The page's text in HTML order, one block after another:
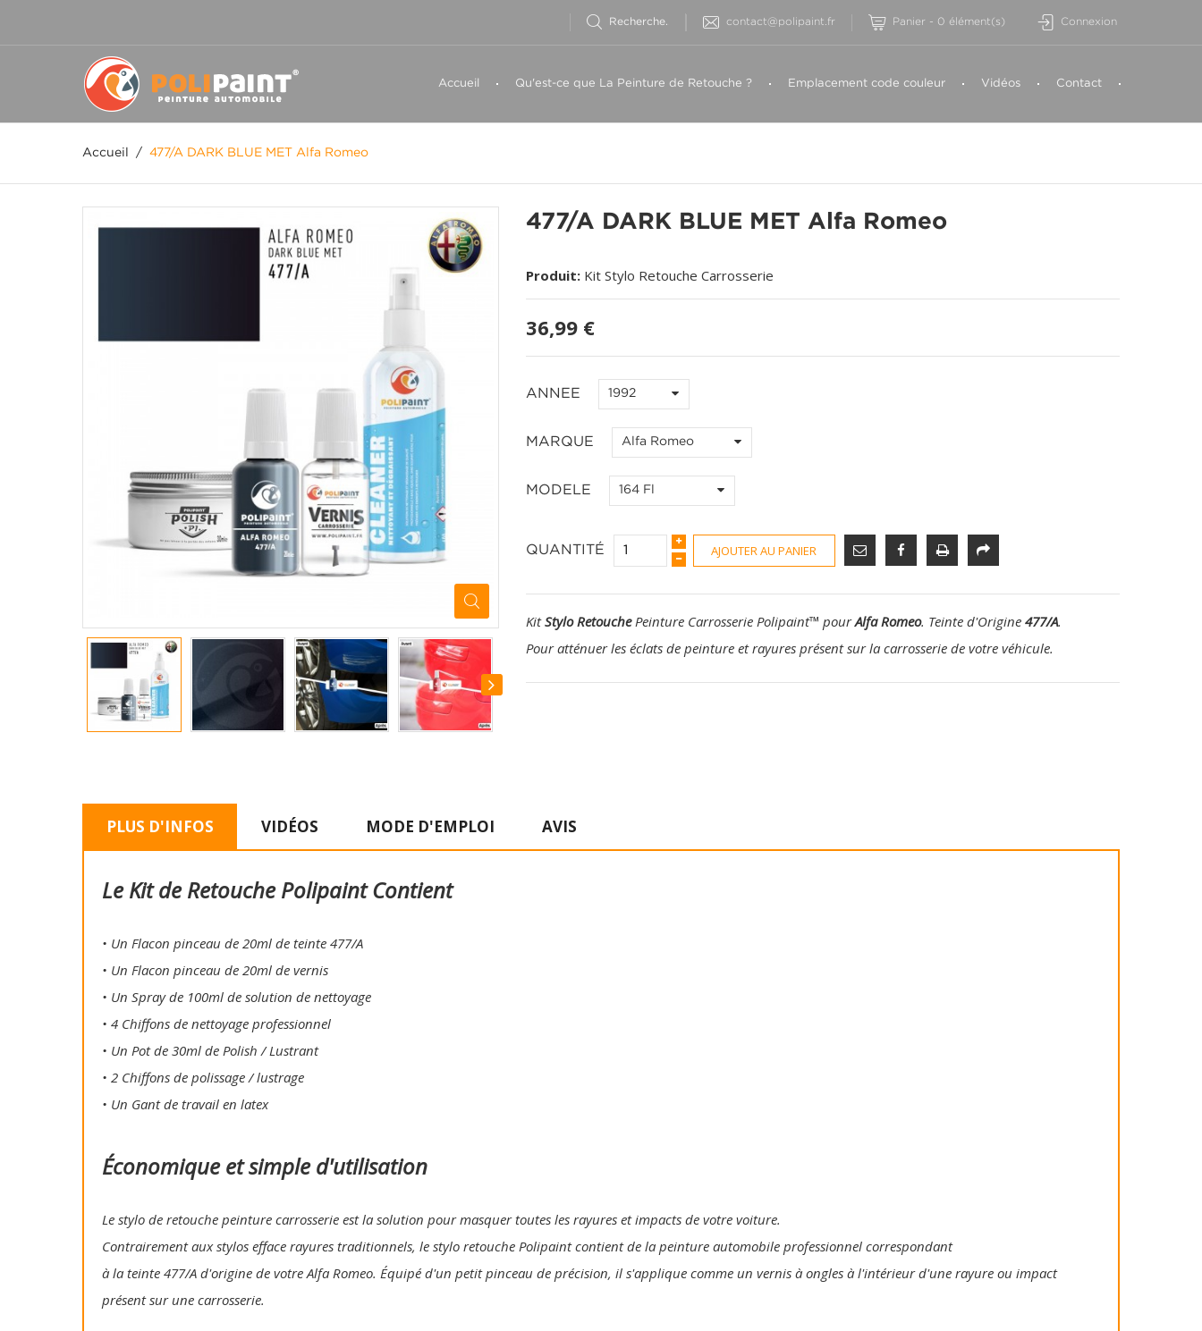
contact@polipaint.fr Panier - 0 élément(s) Connexion
Accueil Qu'est-ce que La Peinture de Retouche ? Emplacement code couleur Vidéos Contact
Accueil / 477/A DARK BLUE MET Alfa Romeo
477/A DARK BLUE MET Alfa Romeo
Produit: Kit Stylo Retouche Carrosserie
36,99 €
ANNEE 1992
MARQUE Alfa Romeo
MODELE 164 Fl
QUANTITÉ AJOUTER AU PANIER
KitStylo RetouchePeinture Carrosserie Polipaint™ pourAlfa Romeo. Teinte d'Origine 477/A.
Pour atténuer les éclats de peinture et rayures présent sur la carrosserie de votre véhicule.
PLUS D'INFOS VIDÉOS MODE D'EMPLOI AVIS
Le Kit de Retouche Polipaint Contient
• Un Flacon pinceau de 20ml de teinte 477/A
• Un Flacon pinceau de 20ml de vernis
• Un Spray de 100ml de solution de nettoyage
• 4 Chiffons de nettoyage professionnel
• Un Pot de 30ml de Polish / Lustrant
• 2 Chiffons de polissage / lustrage
• Un Gant de travail en latex
Économique et simple d'utilisation
Le stylo de retouche peinture carrosserie est la solution pour masquer toutes les rayures et impacts de votre voiture.
Contrairement aux stylos efface rayures traditionnels, le stylo retouche Polipaint contient de la peinture automobile professionnel correspondant
à la teinte 477/A d'origine de votre Alfa Romeo. Équipé d'un petit pinceau de précision, il s'applique comme un vernis à ongles à l'intérieur d'une rayure ou impact
présent sur une carrosserie.